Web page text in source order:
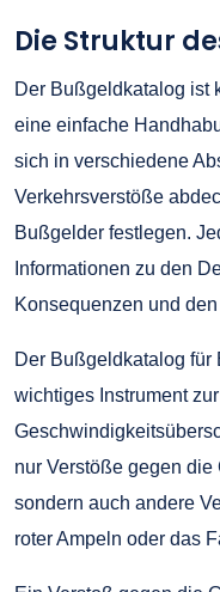
Die Struktur
Der Bußgeldkatalog ist
eine einfache
sich in verschiedene
Verkehrsverstöße
Bußgelder festlegen.
Informationen zu den
Konsequenzen und
Der Bußgeldkatalog für
wichtiges Instrument
nur Verstöße gegen
sondern auch andere
roter Ampeln oder das